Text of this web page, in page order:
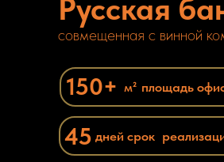
площадь
150+ м²
Русская
совмещенная с винной
дней срок
45